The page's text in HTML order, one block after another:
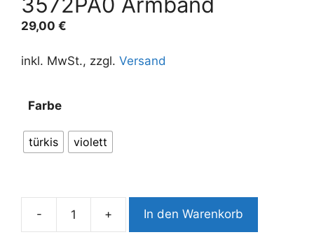
29,00 €
inkl. MwSt., zzgl. Versand
Farbe
türkis violett
-
3572PA0
+ In den Warenkorb
t
e
a
i